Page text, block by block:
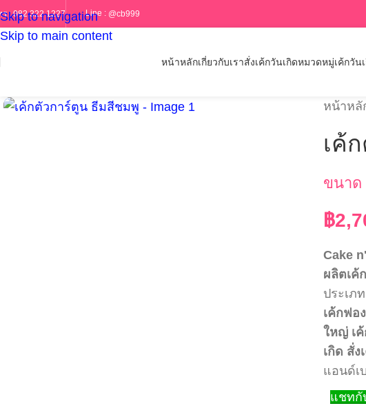
Skip to navigation
Skip to main content
ร : 082 322 1227 Line : @cb999
หน้าหลักเกี่ยวกับเราสั่งเค้กวันเกิดหมวดหมู่เค้กวัน
หน้าหลั
เค้
ขนาด
฿
Cake
ผลิตเค้
ประเภ
เค้กฟอ
ใหญ่ เ
เกิด สั่ง
แอนด์เ
แชทกั